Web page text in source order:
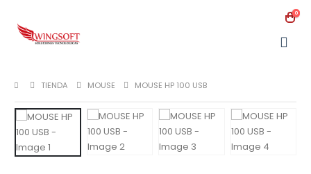
0
TIENDA MOUSE MOUSE HP 100 USB